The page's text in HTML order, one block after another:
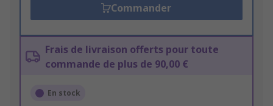
Commander
Frais de livraison offerts pour toute
commande de plus de 90,00 €
En stock